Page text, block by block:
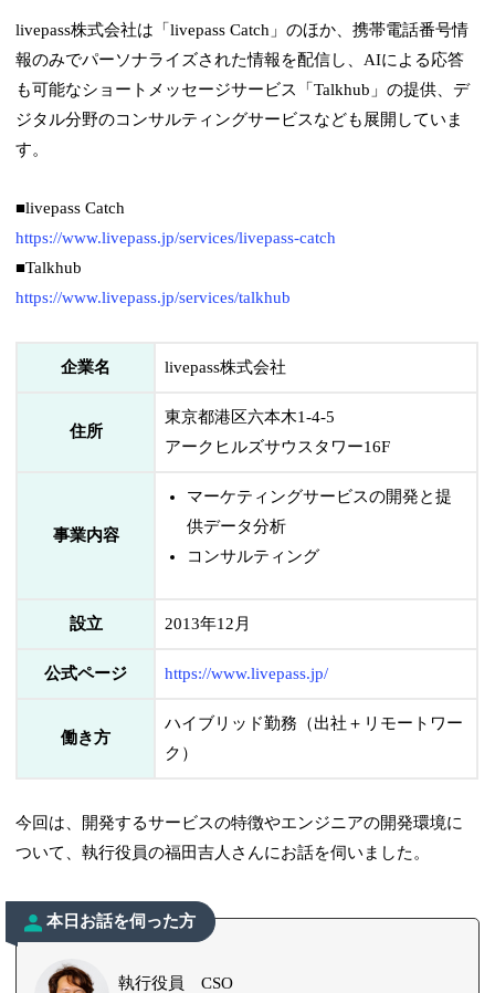
livepass株式会社は「livepass Catch」のほか、携帯電話番号情
報のみでパーソナライズされた情報を配信し、AIによる応答
も可能なショートメッセージサービス「Talkhub」の提供、デ
ジタル分野のコンサルティングサービスなども展開していま
す。
■livepass Catch
https://www.livepass.jp/services/livepass-catch
■Talkhub
https://www.livepass.jp/services/talkhub
企業名 livepass株式会社
住所
東京都港区六本木1-4-5
アークヒルズサウスタワー16F
事業内容
マーケティングサービスの開発と提
供データ分析
コンサルティング
設立 2013年12月
公式ページ https://www.livepass.jp/
働き方
ハイブリッド勤務（出社＋リモートワー
ク）
今回は、開発するサービスの特徴やエンジニアの開発環境に
ついて、執行役員の福田吉人さんにお話を伺いました。
本日お話を伺った方
執行役員 CSO